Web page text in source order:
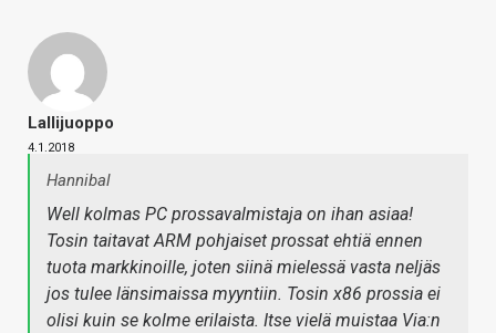
Lallijuoppo
4.1.2018
Hannibal
Well kolmas PC prossavalmistaja on ihan asiaa!
Tosin taitavat ARM pohjaiset prossat ehtiä ennen
tuota markkinoille, joten siinä mielessä vasta neljäs
jos tulee länsimaissa myyntiin. Tosin x86 prossia ei
olisi kuin se kolme erilaista. Itse vielä muistaa Via:n